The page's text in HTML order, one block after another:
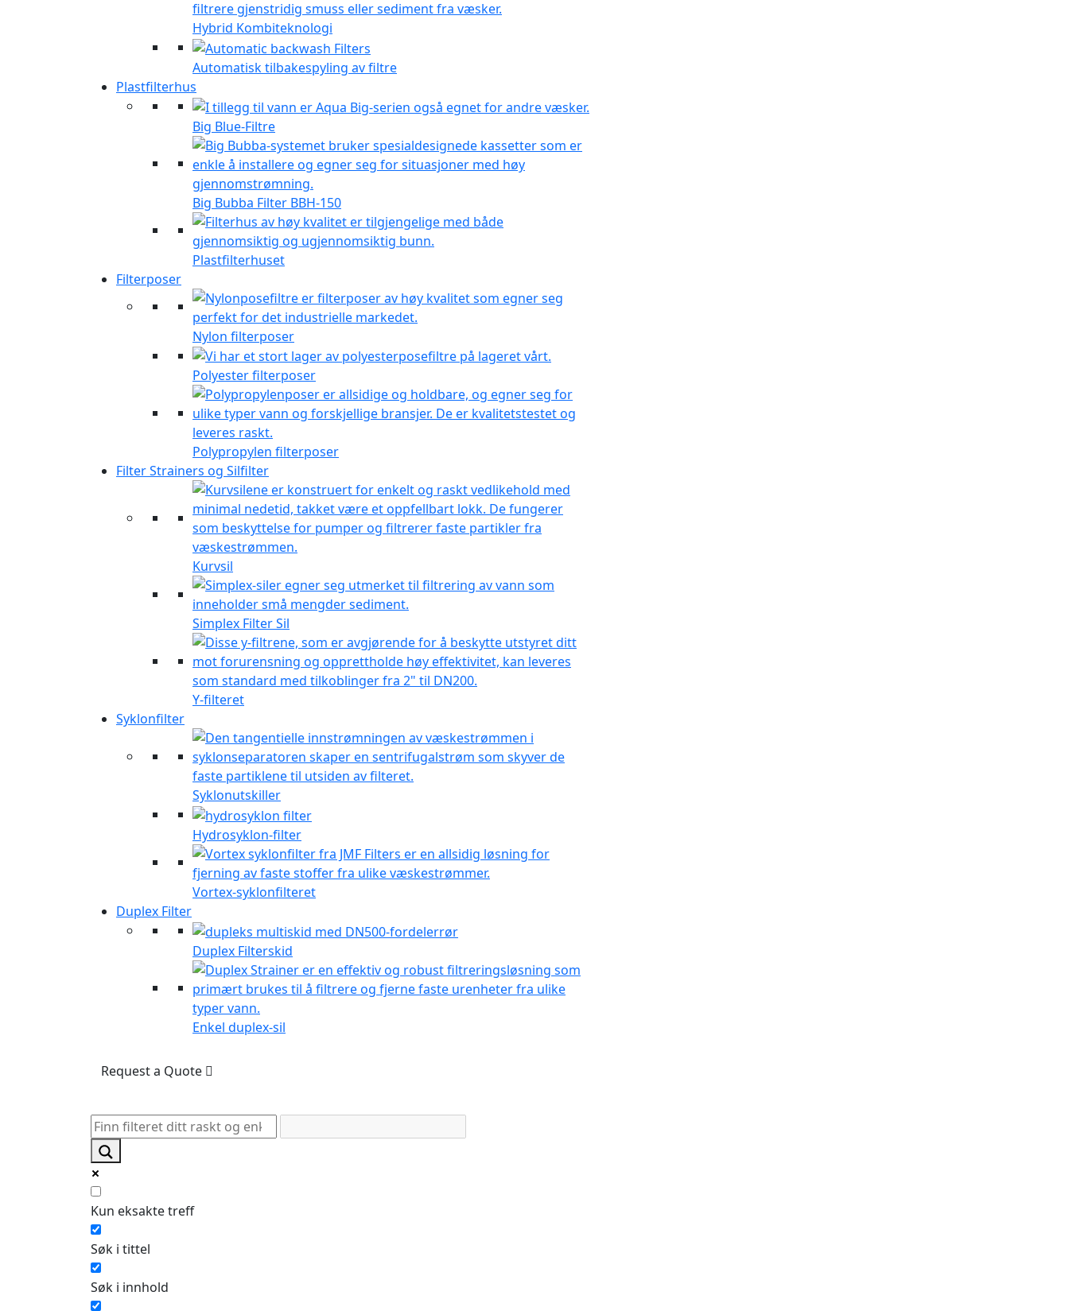
Hybrid Kombiteknologi
Automatisk tilbakespyling av filtre
Plastfilterhus
Big Blue-Filtre
Big Bubba Filter BBH-150
Plastfilterhuset
Filterposer
Nylon filterposer
Polyester filterposer
Polypropylen filterposer
Filter Strainers og Silfilter
Kurvsil
Simplex Filter Sil
Y-filteret
Syklonfilter
Syklonutskiller
Hydrosyklon-filter
Vortex-syklonfilteret
Duplex Filter
Duplex Filterskid
Enkel duplex-sil
Request a Quote
Kun eksakte treff
Søk i tittel
Søk i innhold